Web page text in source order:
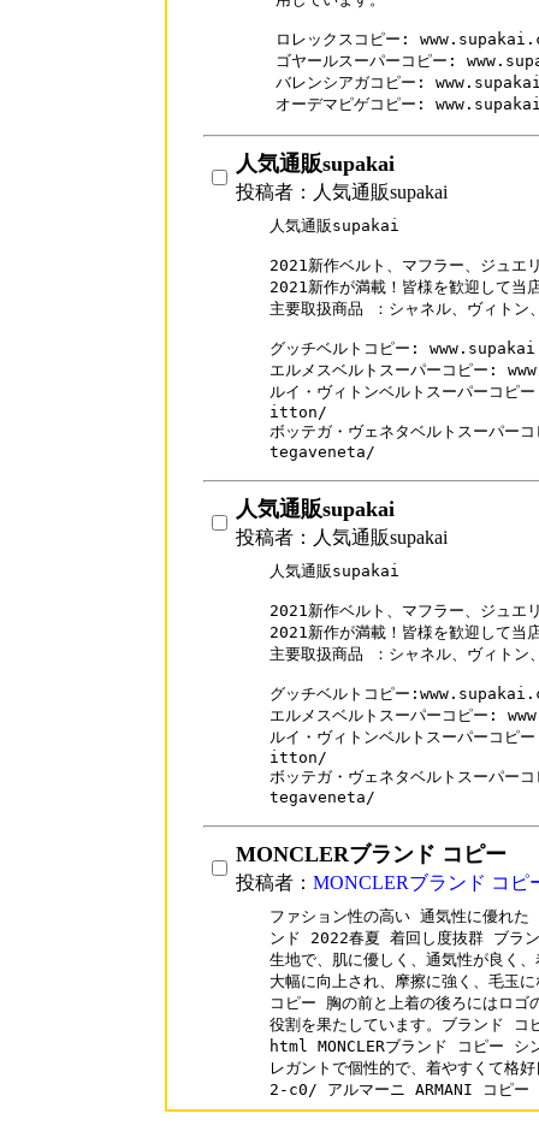
ロレックスコピー:
ゴヤールスーパーコピー:
バレンシアガコピー:
オーデマピゲコピー:
人気通販supakai
投稿者：人気通販supakai
人気通販supakai
2021新作ベルト、マフラー、ジュエ
2021新作が満載！皆様を歓迎して当
主要取扱商品 ：シャネル、ヴィトン
グッチベルトコピー:
エルメスベルトスーパーコピー:
ルイ・ヴィトンベルトスーパー
itton/
ボッテガ・ヴェネタベルトスー
tegaveneta/
人気通販supakai
投稿者：人気通販supakai
人気通販supakai
2021新作ベルト、マフラー、ジュエ
2021新作が満載！皆様を歓迎して当
主要取扱商品 ：シャネル、ヴィトン
グッチベルトコピー
エルメスベルトスーパーコピー:
ルイ・ヴィトンベルトスーパー
itton/
ボッテガ・ヴェネタベルトスー
tegaveneta/
MONCLERブランド コピー
投稿者： MONCLERブランド コピ
ファション性の高い 通気性に優れ
ンド 2022春夏 着回し度抜群 ブラ
生地で、肌に優しく、通気性が良く
大幅に向上され、摩擦に強く、毛玉
コピー 胸の前と上着の後ろにはロゴ
役割を果たしています。ブラン
html MONCLERブランド コピー シ
レガントで個性的で、着やすくて
2-c0/ アルマーニ ARMANI コピー